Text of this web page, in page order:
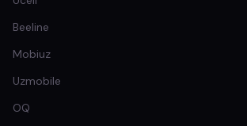
Beeline
Mobiuz
Uzmobile
OQ